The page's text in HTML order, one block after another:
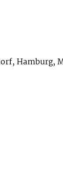
Hamburg,